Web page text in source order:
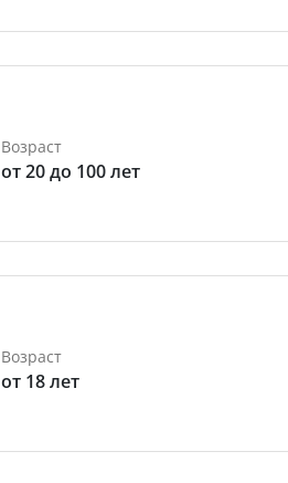
Возраст
от 20 до 100 лет
Возраст
от 18 лет